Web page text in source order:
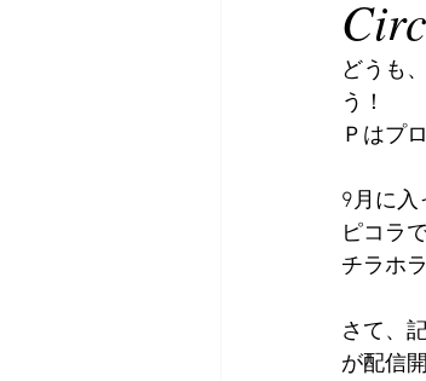
どうも、
う！
Ｐはプ
9月に
ピコラ
チラホ
さて、
が配信